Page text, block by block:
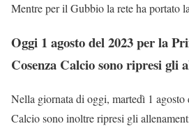
Mentre per il Gubbio la rete ha portato
Oggi 1 agosto del 2023 per la
Cosenza Calcio sono ripresi gli
Nella giornata di oggi, martedì 1 agosto
Calcio sono inoltre ripresi gli